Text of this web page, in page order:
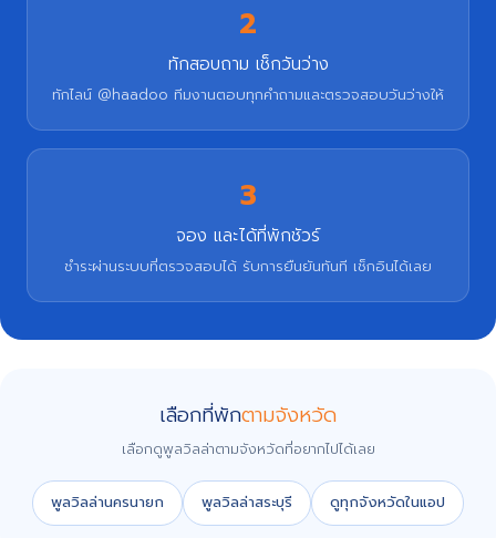
2
ทักสอบถาม เช็กวันว่าง
ทักไลน์ @haadoo ทีมงานตอบทุกคำถามและตรวจสอบวันว่างให้
3
จอง และได้ที่พักชัวร์
ชำระผ่านระบบที่ตรวจสอบได้ รับการยืนยันทันที เช็กอินได้เลย
เลือกที่พักตามจังหวัด
เลือกดูพูลวิลล่าตามจังหวัดที่อยากไปได้เลย
พูลวิลล่านครนายก พูลวิลล่าสระบุรี ดูทุกจังหวัดในแอป